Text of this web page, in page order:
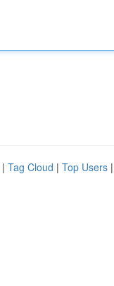
| Tag Cloud | Top Users